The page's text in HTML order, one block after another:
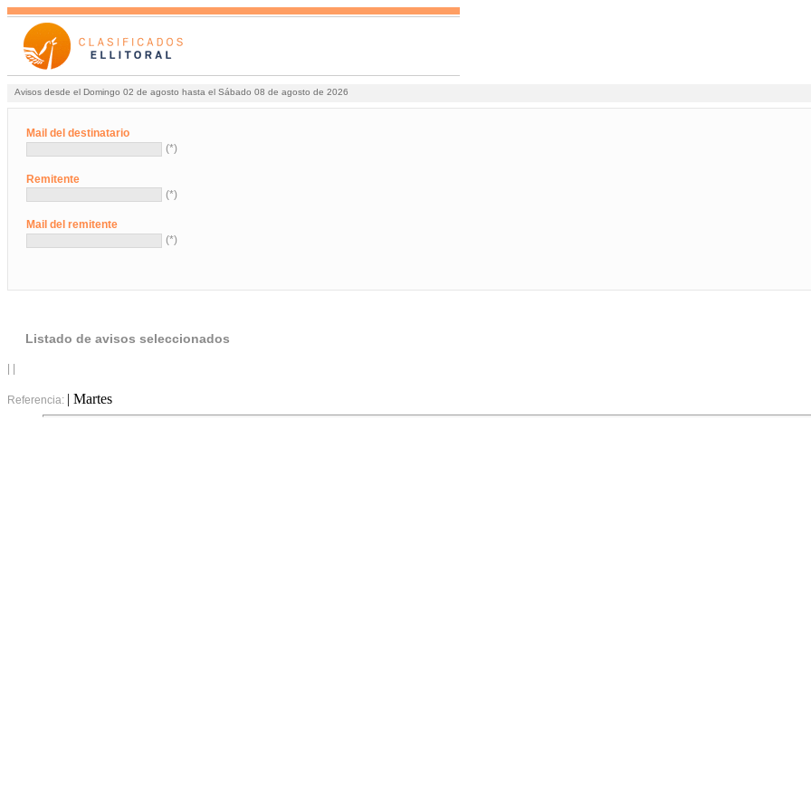
Avisos desde el Domingo 02 de agosto hasta el Sábado 08 de agosto de 2026
Mail del destinatario
(*)
Remitente
(*)
Mail del remitente
(*)
Listado de avisos seleccionados
Referencia: | Martes